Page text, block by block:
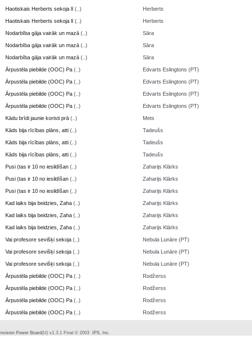
Haotiskais Herberts sekoja lī (..) Herberts
Haotiskais Herberts sekoja lī (..) Herberts
Nodarbība gāja vairāk un mazā (..) Sāra
Nodarbība gāja vairāk un mazā (..) Sāra
Nodarbība gāja vairāk un mazā (..) Sāra
Ārpustēla piebilde (OOC) Pa (..) Edvarts Eslingtons (PT)
Ārpustēla piebilde (OOC) Pa (..) Edvarts Eslingtons (PT)
Ārpustēla piebilde (OOC) Pa (..) Edvarts Eslingtons (PT)
Ārpustēla piebilde (OOC) Pa (..) Edvarts Eslingtons (PT)
Kādu brīdi jaunie koristi prā (..) Mets
Kāds bija rīcības plāns, atti (..) Tadeušs
Kāds bija rīcības plāns, atti (..) Tadeušs
Kāds bija rīcības plāns, atti (..) Tadeušs
Pusi (tas ir 10 no iesildīšan (..) Zaharijs Klārks
Pusi (tas ir 10 no iesildīšan (..) Zaharijs Klārks
Pusi (tas ir 10 no iesildīšan (..) Zaharijs Klārks
Kad laiks bija beidzies, Zaha (..) Zaharijs Klārks
Kad laiks bija beidzies, Zaha (..) Zaharijs Klārks
Kad laiks bija beidzies, Zaha (..) Zaharijs Klārks
Vai profesore sevišķi sekoja (..) Nebula Lunāre (PT)
Vai profesore sevišķi sekoja (..) Nebula Lunāre (PT)
Vai profesore sevišķi sekoja (..) Nebula Lunāre (PT)
Ārpustēla piebilde (OOC) Pa (..) Rodžerss
Ārpustēla piebilde (OOC) Pa (..) Rodžerss
Ārpustēla piebilde (OOC) Pa (..) Rodžerss
Ārpustēla piebilde (OOC) Pa (..) Rodžerss
Invision Power Board(U) v1.3.1 Final © 2003 IPS, Inc.